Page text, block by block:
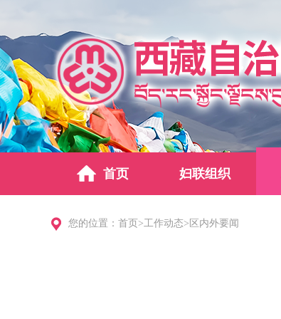
首页 妇联组织
您的位置： 首页 >工作动态> 区内外要闻